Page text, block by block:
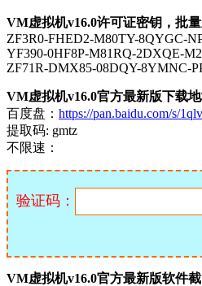
VM虚拟机v16.0许可证密钥，批量
ZF3R0-FHED2-M80TY-8QYGC-
YF390-0HF8P-M81RQ-2DXQE-
ZF71R-DMX85-08DQY-8YMNC-
VM虚拟机v16.0官方最新版下载地
百度盘： https://pan.baidu.com/s/
提取码: gmtz
不限速：
验证码：
VM虚拟机v16.0官方最新版软件截